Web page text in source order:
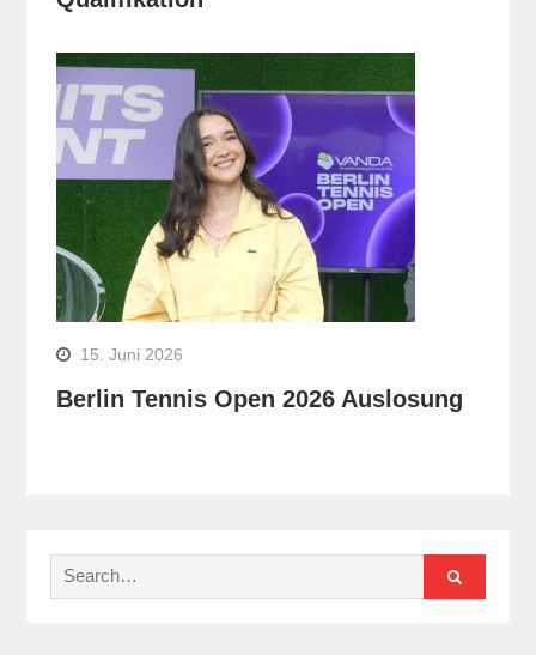
15. Juni 2026
Berlin Tennis Open 2026 Auslosung
Search
for: